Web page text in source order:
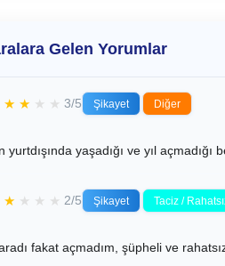
Gelen Yorumlar
★ ★ ★ ★ 3/5 Şikayet Diğer
yaşadığı ve yıl açmadığı
★ ★ ★ ★ 2/5 Şikayet Taciz /
fakat açmadım, şüpheli ve